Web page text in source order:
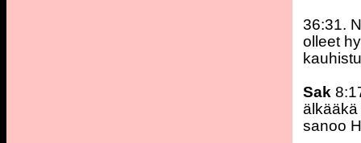
36:31.
olleet
Sak
sanoo